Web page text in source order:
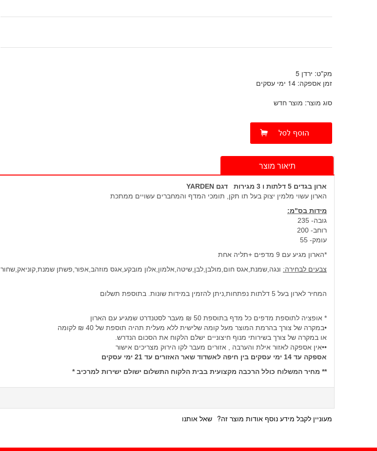
מק"ט: ירדן 5
זמן אספקה: 14 ימי עסקים
סוג מוצר: מוצר חדש
תיאור מוצר
ארון בגדים 5 דלתות ו 3 מגירות
דגם YARDEN
הארון עשוי מלמין יצוק בעל תו תקן, תומכי המדף והמחברים עשויים ממתכת
מידות בס"מ:
גובה- 235
רוחב- 200
עומק- 55
*הארון מגיע עם 9 מדפים +תליה אחת
צבעים לבחירה: ונגה,שמנת,אגס חום,מולבן,לבן,שיטה,אלמון,אלון מובקע,אגס מוזהב,אפור,פשתן שמנת,קוניאק,שחור
המחיר לארון בעל 5 דלתות נפתחות,ניתן להזמין במידות שונות. בתוספת תשלום
* אופציה לתוספת מדפים כל מדף בתוספת 50 ₪ מעבר לסטנדרט שמגיע עם הארון
•במקרה של צורך בהרמת המוצר מעל קומה שלישית ללא מעלית תהיה תוספת של 40 ₪ לקומה
או במקרה של צורך בשירותי מנוף חיצוניים ישלם הלקוח את הסכום הנדרש.
••אין אספקה לאזור אילת והערבה , אזורים מעבר לקו הירוק מצריכים אישור
אספקה עד 14 ימי עסקים בין חיפה לאשדוד שאר האזורים עד 21 ימי עסקים
** מחיר המשלוח כולל הרכבה מקצועית בבית הלקוח התשלום ישולם ישירות למרכיב *
מעוניין לקבל מידע נוסף אודות מוצר זה? שאל אותנו